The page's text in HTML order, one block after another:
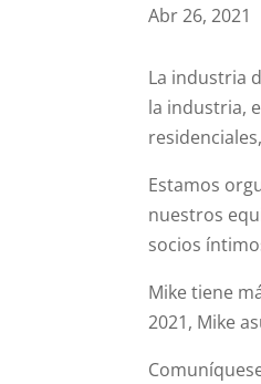
Abr 26, 2021
La industria
la industria,
Estamos
nuestros
socios
Mike tiene
2021, Mike